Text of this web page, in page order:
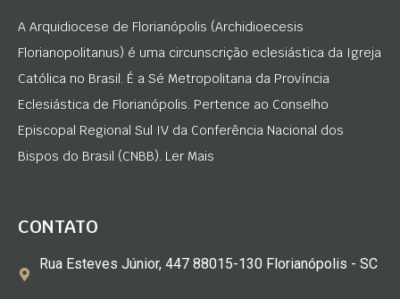
A Arquidiocese de Florianópolis (Archidioecesis
Florianopolitanus) é uma circunscrição eclesiástica da Igreja
Católica no Brasil. É a Sé Metropolitana da Província
Eclesiástica de Florianópolis. Pertence ao Conselho
Episcopal Regional Sul IV da Conferência Nacional dos
Bispos do Brasil (CNBB). Ler Mais
CONTATO
Rua Esteves Júnior, 447 88015-130 Florianópolis - SC